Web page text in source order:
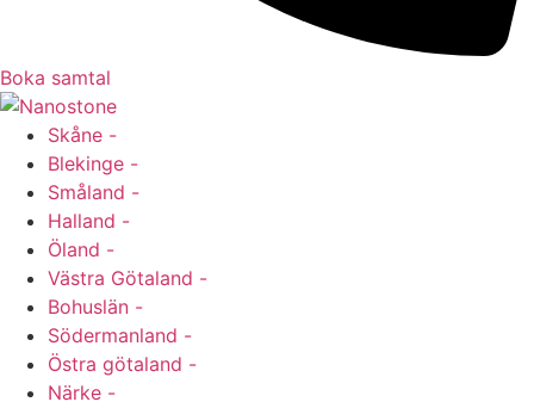
Boka samtal
Skåne -
Blekinge -
Småland -
Halland -
Öland -
Västra Götaland -
Bohuslän -
Södermanland -
Östra götaland -
Närke -